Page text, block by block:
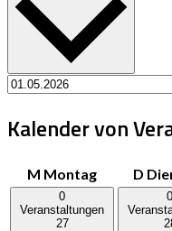
Kalender von
M Montag D
0
Veranstaltungen
27
0